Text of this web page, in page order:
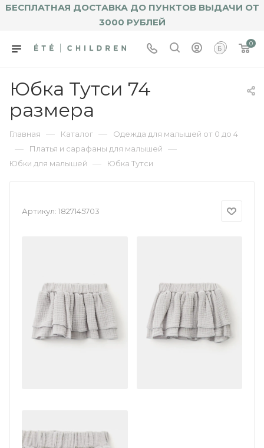
БЕСПЛАТНАЯ ДОСТАВКА ДО ПУНКТОВ ВЫДАЧИ ОТ
3000 РУБЛЕЙ
0
Юбка Тутси 74
размера
Главная — Каталог — Одежда для малышей от 0 до 4
— Платья и сарафаны для малышей —
Юбки для малышей — Юбка Тутси
Артикул: 1827145703